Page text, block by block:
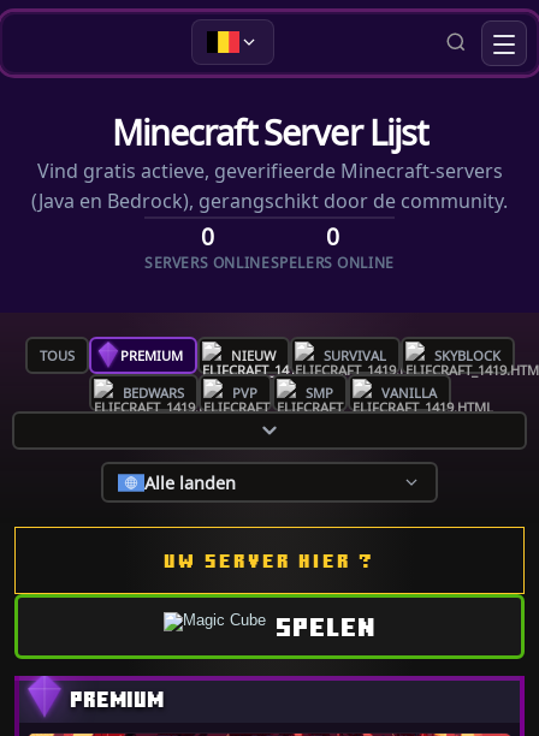
Minecraft Server Lijst
Vind gratis actieve, geverifieerde Minecraft-servers
(Java en Bedrock), gerangschikt door de community.
0
SERVERS ONLINE
0
SPELERS ONLINE
TOUS PREMIUM NIEUW SURVIVAL SKYBLOCK
BEDWARS PVP SMP VANILLA
Alle landen
UW SERVER HIER ?
SPELEN